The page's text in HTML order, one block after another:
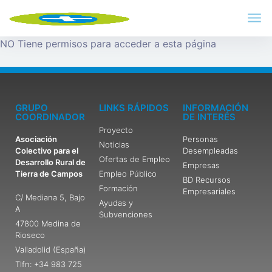
NO Tiene permisos para acceder a esta página
GRUPO
COORDINADOR
Asociación
Colectivo para el
Desarrollo Rural de
Tierra de Campos
C/ Mediana 5, Bajo
A
47800 Medina de
Rioseco
Valladolid (España)
Tlfn: +34 983 725
LINKS RÁPIDOS
Proyecto
Noticias
Ofertas de Empleo
Empleo Público
Formación
Ayudas y
Subvenciones
INFORMACIÓN
DE INTERÉS
Personas
Desempleadas
Empresas
BD Recursos
Empresariales